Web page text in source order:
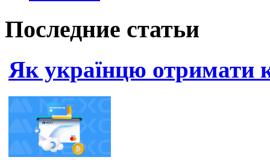
Последние статьи
Як українцю отримати